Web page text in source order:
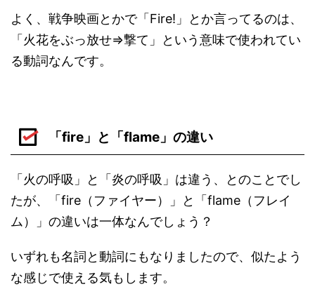
よく、戦争映画とかで「Fire!」とか言ってるのは、
「火花をぶっ放せ⇒撃て」という意味で使われてい
る動詞なんです。
「fire」と「flame」の違い
「火の呼吸」と「炎の呼吸」は違う、とのことでし
たが、「fire（ファイヤー）」と「flame（フレイ
ム）」の違いは一体なんでしょう？
いずれも名詞と動詞にもなりましたので、似たよう
な感じで使える気もします。